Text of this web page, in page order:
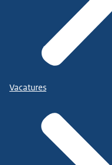
Vacatures